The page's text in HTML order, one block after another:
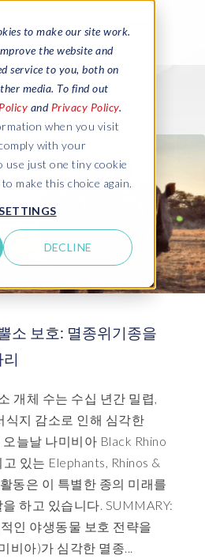
to make our site work.
the website and
service to you, both on
media. To find out
and Privacy Policy.
when you visit
with your
use just one tiny cookie
make this choice again.
DECLINE
소 보호: 멸종위기종을
개체 수는 수십 년간 밀렵,
식지 감소로 인해 심각한
늘날 나미비아 Black Rhino
있는 Elephants, Rhinos &
동은 이 특별한 종의 미래를
하고 있습니다. SUMMARY:
인 야생동물 보호 전략을
비아)가 심각한 멸종...